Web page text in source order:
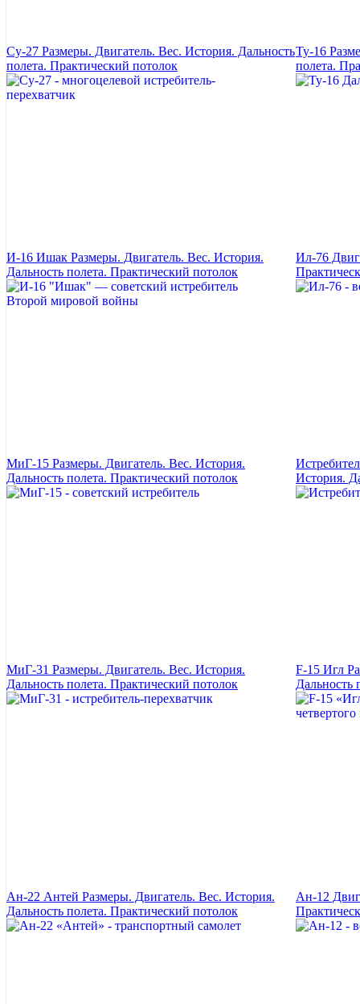
Су-27 Размеры. Двигатель. Вес. История. Дальность
полета. Практический потолок
Ту-16
полета.
И-16 Ишак Размеры. Двигатель. Вес. История.
Дальность полета. Практический потолок
Ил-76
МиГ-15 Размеры. Двигатель. Вес. История.
Дальность полета. Практический потолок
История.
МиГ-31 Размеры. Двигатель. Вес. История.
Дальность полета. Практический потолок
F-15 Игл
Дальность
Ан-22 Антей Размеры. Двигатель. Вес. История.
Дальность полета. Практический потолок
Ан-12